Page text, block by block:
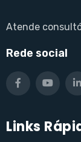
Atende
Rede social
Links